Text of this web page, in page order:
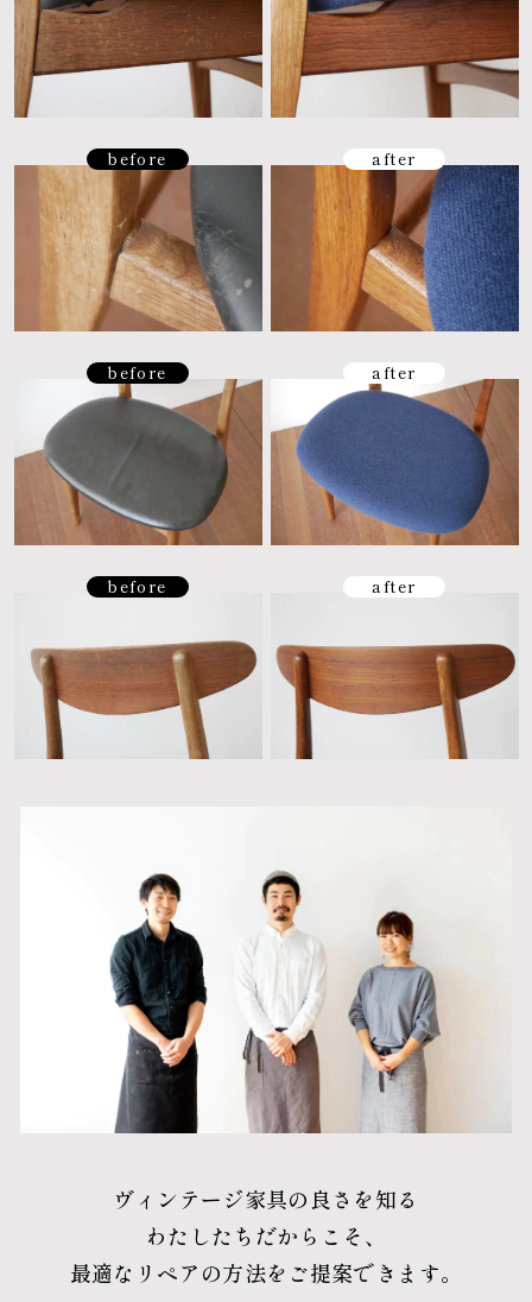
before after
before after
before after
ヴィンテージ家具の良さを知る
わたしたちだからこそ、
最適なリペアの方法をご提案できます。